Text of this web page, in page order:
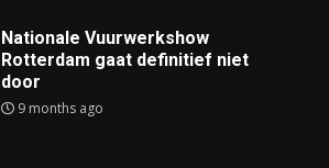
Nationale Vuurwerkshow
Rotterdam gaat definitief niet
door
9 months ago